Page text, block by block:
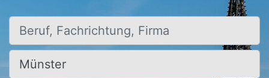
Beruf, Fachrichtung, Firma
Ort, Stadt